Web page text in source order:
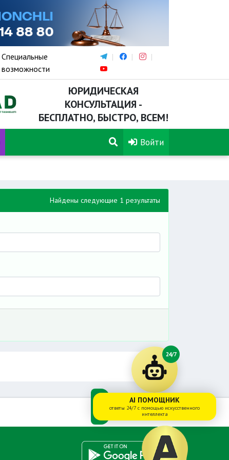
Специальные
возможности
ЮРИДИЧЕСКАЯ
КОНСУЛЬТАЦИЯ -
БЕСПЛАТНО, БЫСТРО, ВСЕМ!
Войти
Найдены следующие 1 результаты
24/7
AI ПОМОЩНИК
ответы 24/7 с помощью искусственного
интеллекта